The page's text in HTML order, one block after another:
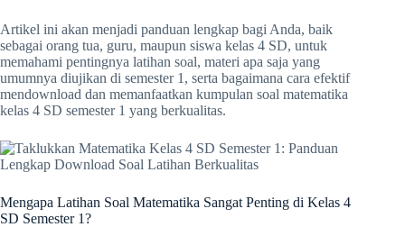
Artikel ini akan menjadi panduan lengkap bagi Anda, baik
sebagai orang tua, guru, maupun siswa kelas 4 SD, untuk
memahami pentingnya latihan soal, materi apa saja yang
umumnya diujikan di semester 1, serta bagaimana cara efektif
mendownload dan memanfaatkan kumpulan soal matematika
kelas 4 SD semester 1 yang berkualitas.
Mengapa Latihan Soal Matematika Sangat Penting di Kelas 4
SD Semester 1?